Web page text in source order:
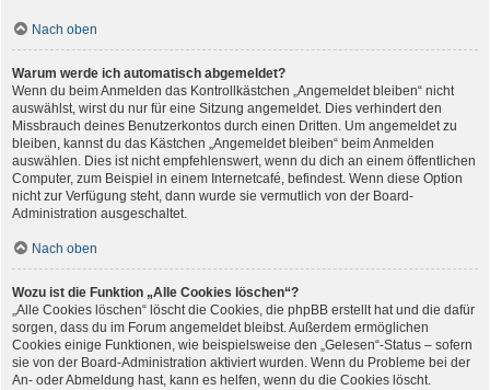
Nach oben
Warum werde ich automatisch abgemeldet?
Wenn du beim Anmelden das Kontrollkästchen „Angemeldet bleiben“ nicht
auswählst, wirst du nur für eine Sitzung angemeldet. Dies verhindert den
Missbrauch deines Benutzerkontos durch einen Dritten. Um angemeldet zu
bleiben, kannst du das Kästchen „Angemeldet bleiben“ beim Anmelden
auswählen. Dies ist nicht empfehlenswert, wenn du dich an einem öffentlichen
Computer, zum Beispiel in einem Internetcafé, befindest. Wenn diese Option
nicht zur Verfügung steht, dann wurde sie vermutlich von der Board-
Administration ausgeschaltet.
Nach oben
Wozu ist die Funktion „Alle Cookies löschen“?
„Alle Cookies löschen“ löscht die Cookies, die phpBB erstellt hat und die dafür
sorgen, dass du im Forum angemeldet bleibst. Außerdem ermöglichen
Cookies einige Funktionen, wie beispielsweise den „Gelesen“-Status – sofern
sie von der Board-Administration aktiviert wurden. Wenn du Probleme bei der
An- oder Abmeldung hast, kann es helfen, wenn du die Cookies löscht.